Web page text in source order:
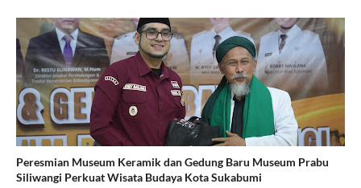
Peresmian Museum Keramik dan Gedung Baru Museum Prabu
Siliwangi Perkuat Wisata Budaya Kota Sukabumi